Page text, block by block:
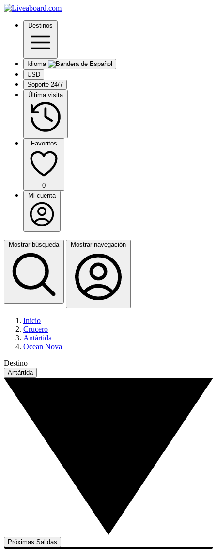
Destinos
Idioma
USD
Soporte 24/7
Última visita
Favoritos
0
Mi cuenta
Mostrar búsqueda Mostrar navegación
Inicio
Crucero
Antártida
Ocean Nova
Destino
Antártida
Próximas Salidas